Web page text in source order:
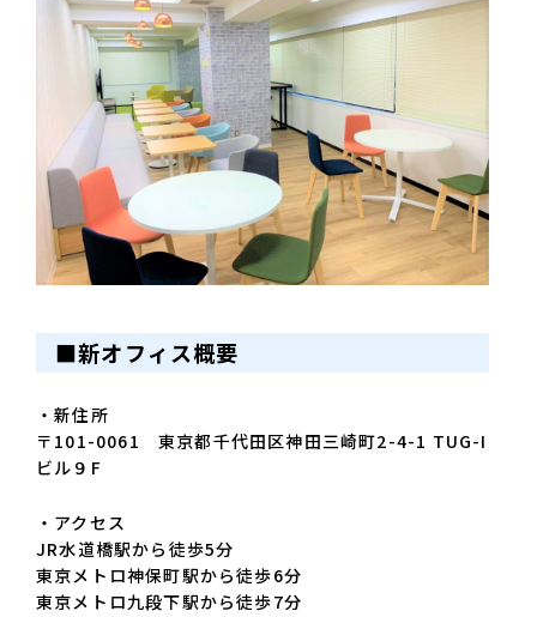
■新オフィス概要
・新住所
〒101-0061 東京都千代田区神田三崎町2-4-1 TUG-I
ビル９F
・アクセス
JR水道橋駅から徒歩5分
東京メトロ神保町駅から徒歩6分
東京メトロ九段下駅から徒歩7分